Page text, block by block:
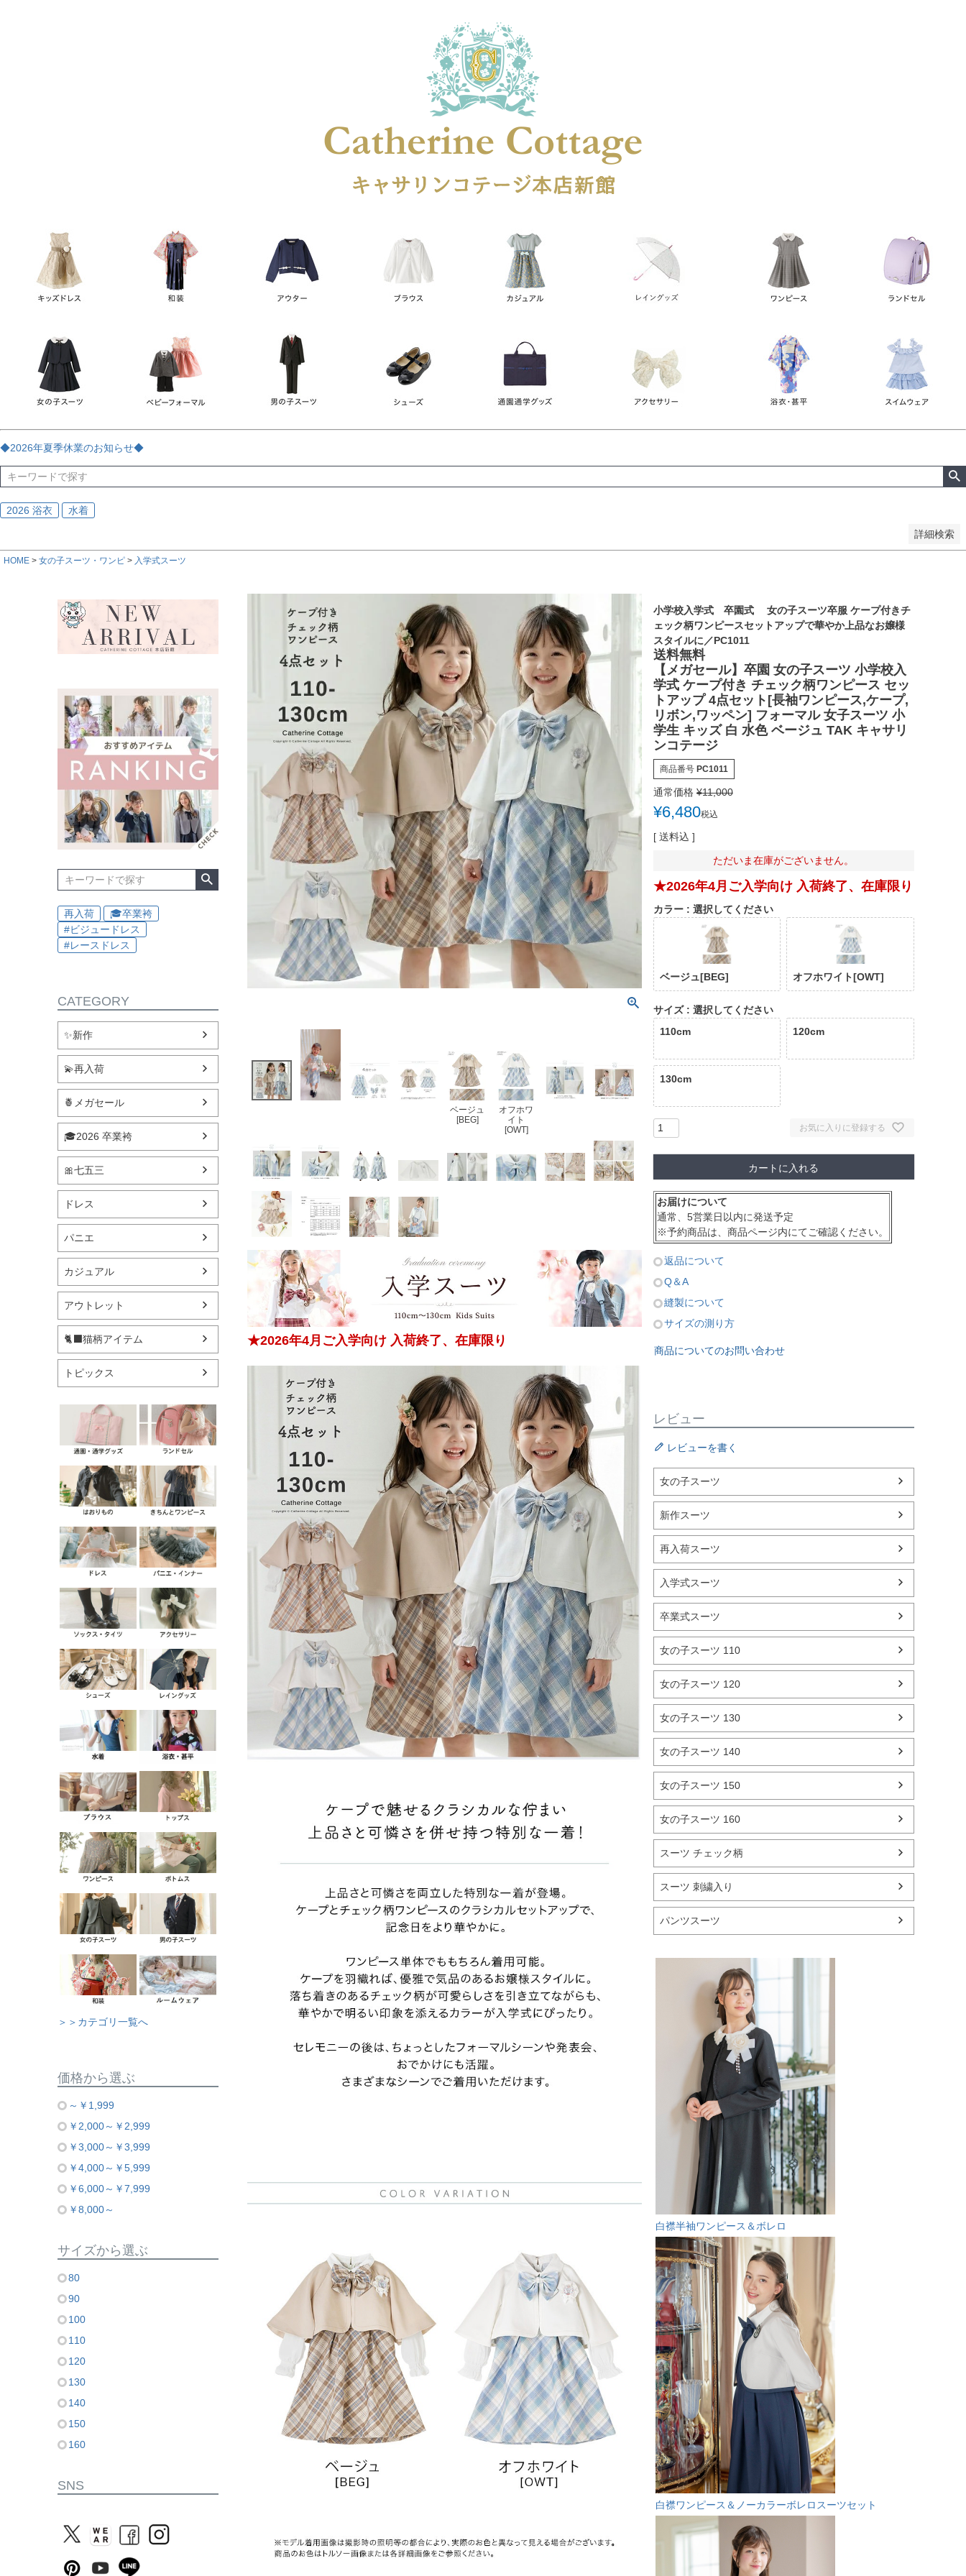
◆2026年夏季休業のお知らせ◆
2026 浴衣 水着
詳細検索
女の子スーツ
男の子スーツ
袖の長さ
ノースリーブ
長袖
サイズ
指定なし
90 95 130 160
165
170
ブラック
ゴールド
在庫なし商品
在庫なし商品を表示しない
商品番号
並び順
新着順
価格が安い順 価格が高い順 優先度順
レビュー順
キーワードヒット順
HOME 女の子スーツ・ワンピ 入学式スーツ
再入荷
🎓卒業袴
#ビジュードレス
#レースドレス
CATEGORY
✨新作
💫再入荷
🍍メガセール
🎓2026 卒業袴
🎀七五三
ドレス
パニエ
カジュアル
アウトレット
🐈‍⬛猫柄アイテム
トピックス
＞＞カテゴリ一覧へ
価格から選ぶ
～￥1,999
￥2,000～￥2,999
￥3,000～￥3,999
￥4,000～￥5,999
￥6,000～￥7,999
￥8,000～
サイズから選ぶ
80
90
100
110
120
130
140
150
160
SNS
ベージュ
[BEG]
オフホワ
イト
[OWT]
★2026年4月ご入学向け 入荷終了、在庫限り
小学校入学式 卒園式 女の子スーツ卒服 ケープ付きチ
ェック柄ワンピースセットアップで華やか上品なお嬢様
スタイルに／PC1011
送料無料
【メガセール】卒園 女の子スーツ 小学校入
学式 ケープ付き チェック柄ワンピース セッ
トアップ 4点セット[長袖ワンピース,ケープ,
リボン,ワッペン] フォーマル 女子スーツ 小
学生 キッズ 白 水色 ベージュ TAK キャサリ
ンコテージ
商品番号 PC1011
通常価格 ¥11,000
¥6,480税込
送料込
ただいま在庫がございません。
★2026年4月ご入学向け 入荷終了、在庫限り
カラー 選択してください
ベージュ[BEG] オフホワイト[OWT]
サイズ
選択してください
110cm
120cm
130cm
お気に入りに登録する
カートに入れる
お届けについて
通常、5営業日以内に発送予定
※予約商品は、商品ページ内にてご確認ください。
返品について
Q＆A
縫製について
サイズの測り方
商品についてのお問い合わせ
レビュー
レビューを書く
女の子スーツ
新作スーツ
再入荷スーツ
入学式スーツ
卒業式スーツ
女の子スーツ 110
女の子スーツ 120
女の子スーツ 130
女の子スーツ 140
女の子スーツ 150
女の子スーツ 160
スーツ チェック柄
スーツ 刺繍入り
パンツスーツ
白襟半袖ワンピース＆ボレロ
白襟ワンピース＆ノーカラーボレロスーツセット